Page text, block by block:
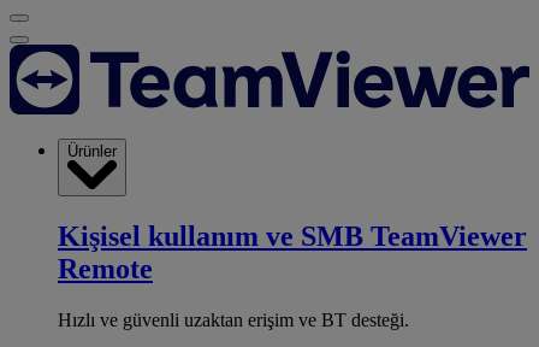
Ürünler
Kişisel kullanım ve SMB TeamViewer
Remote
Hızlı ve güvenli uzaktan erişim ve BT desteği.